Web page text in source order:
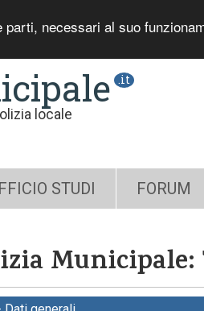
necessari al suo
.it
locale
STUDI FORUM